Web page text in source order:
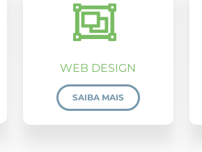
WEB DESIGN
SAIBA MAIS